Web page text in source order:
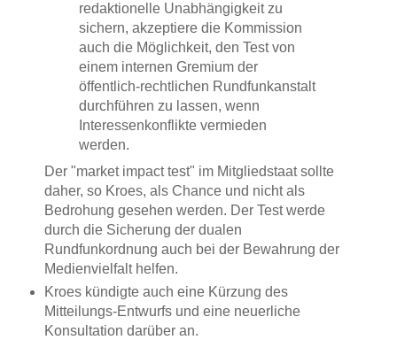
redaktionelle Unabhängigkeit zu
sichern, akzeptiere die Kommission
auch die Möglichkeit, den Test von
einem internen Gremium der
öffentlich-rechtlichen Rundfunkanstalt
durchführen zu lassen, wenn
Interessenkonflikte vermieden
werden.
Der "market impact test" im Mitgliedstaat sollte
daher, so Kroes, als Chance und nicht als
Bedrohung gesehen werden. Der Test werde
durch die Sicherung der dualen
Rundfunkordnung auch bei der Bewahrung der
Medienvielfalt helfen.
Kroes kündigte auch eine Kürzung des
Mitteilungs-Entwurfs und eine neuerliche
Konsultation darüber an.